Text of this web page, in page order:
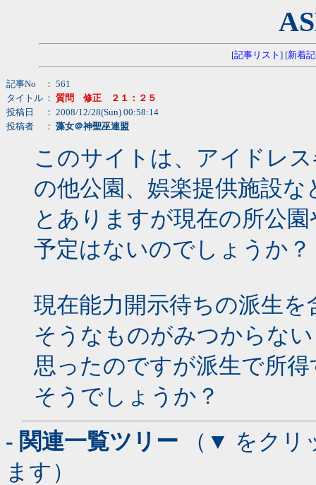
[記事リスト ] [新着
記事No
： 561
タイトル ： 質問 修正 ２１：２５
投稿日
： 2008/12/28(Sun) 00:58:14
投稿者
： 藻女＠神聖巫連盟
このサイトは、アイドレ
の他公園、娯楽提供施設
とありますが現在の所公
予定はないのでしょうか？
現在能力開示待ちの派生
そうなものがみつからな
思ったのですが派生で所
そうでしょうか？
- 関連一覧ツリー （▼ をクリ
ます）